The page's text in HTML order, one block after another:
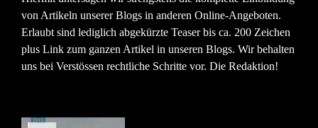
von Artikeln unserer Blogs in anderen Online-Angeboten.
Erlaubt sind lediglich abgekürzte Teaser bis ca. 200 Zeichen
plus Link zum ganzen Artikel in unseren Blogs. Wir behalten
uns bei Verstössen rechtliche Schritte vor. Die Redaktion!